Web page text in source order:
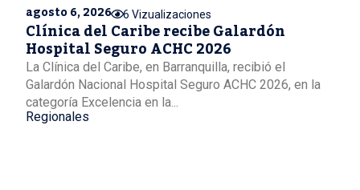
agosto 6, 2026 6 Vizualizaciones
Clínica del Caribe recibe Galardón
Hospital Seguro ACHC 2026
La Clínica del Caribe, en Barranquilla, recibió el
Galardón Nacional Hospital Seguro ACHC 2026, en la
categoría Excelencia en la...
Regionales